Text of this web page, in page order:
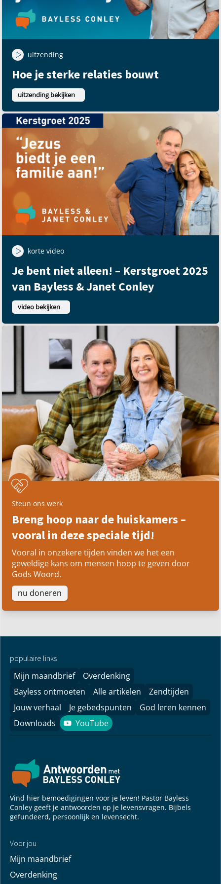
uitzending
Hoe je sterke relaties bouwt
uitzending bekijken
korte video
Je bent niet alleen! – Kerstgroet 2025
van Bayless & Janet Conley
video bekijken
Steun ons werk
Breng hoop naar de huiskamers –
vooral in deze speciale tijd!
Vooral in onzekere tijden vinden we het een
geweldige kans om mensen hoop te geven door
Gods Woord.
nu doneren
populaire links
Mijn maandbrief
Overdenking
Bayless ontmoeten
Alle artikelen
Zendtijden
Jouw verhaal
Je gebedspunten
God leren kennen
Downloads
YouTube
YouTube
Vind hier bemoedigingen voor je leven! Pastor Bayless
Conley geeft je antwoorden op je levensvragen. Bijbels
gefundeerd, persoonlijk en levensecht.
Voor jou
Mijn maandbrief
Overdenking